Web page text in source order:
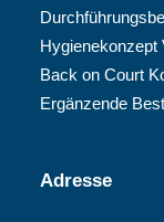
Hygienekonzept
Back on Court
Ergänzende
Adresse